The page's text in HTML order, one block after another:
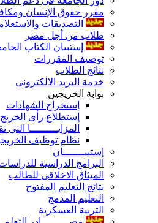
مقرر حقوق الإنسان
التصديقات
طلاب من أجل مصر
إستبيان الكتاب
توصيف المقررات
نتائج الطلاب
خدمة البريد الالكترونى
بوابة الخريجين
إستخراج الشهادات
إستطلاع رأى الخريج
المزايـــــــــا
نظام توظيف
إستبيـــــــان
البرامج الدراسية للدراسات
الميثاق الاخلاقى للطالب
نتائج التعليم المفتوح
التعليم المدمج
التربية العسكرية